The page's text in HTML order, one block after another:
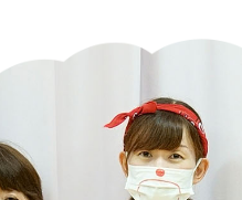
デイリープログラム